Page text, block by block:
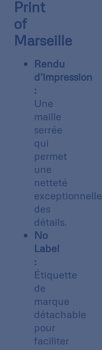
Print
of
Marseille
Rendu
d’impression
:
Une
maille
serrée
qui
permet
une
netteté
exceptionnelle
des
détails.
No
Label
:
Étiquette
de
marque
détachable
pour
faciliter